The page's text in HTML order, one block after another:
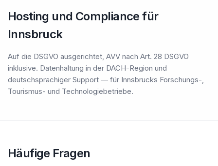
Hosting und Compliance für
Innsbruck
Auf die DSGVO ausgerichtet, AVV nach Art. 28 DSGVO
inklusive. Datenhaltung in der DACH-Region und
deutschsprachiger Support — für Innsbrucks Forschungs-,
Tourismus- und Technologiebetriebe.
Häufige Fragen